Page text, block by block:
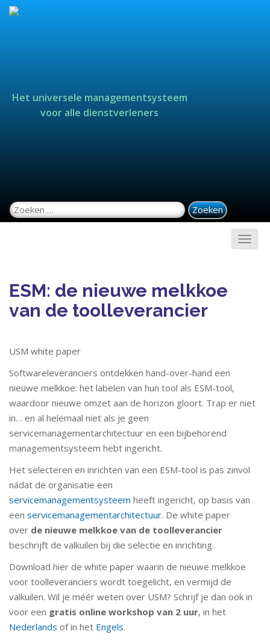
Het universele managementsysteem
voor alle dienstverleners
Zoeken naar:
ESM: de nieuwe melkkoe
van de toolleverancier
USM white paper
Softwareleveranciers ontdekken hand-over-hand een
nieuwe melkkoe: het labelen van hun tool als ESM-tool,
waardoor nieuwe omzet aan de horizon gloort. Trap er niet
in… en al helemaal niet als je geen
servicemanagementarchitectuur en een bijbehorend
managementsysteem hebt ingericht.
Het selecteren en inrichten van een ESM-tool is pas zinvol
nádat de organisatie een
servicemanagementsysteem heeft ingericht, op basis van
een servicemanagementarchitectuur. De white paper
over de nieuwe melkkoe van de toolleverancier
beschrijft de valkuilen bij die selectie en inrichting.
Download hier de white paper waarin de nieuwe melkkoe
voor toolleveranciers wordt toegelicht, en vermijd de
valkuilen. Wil je méér weten over USM? Schrijf je dan ook in
voor een gratis online workshop van 2 uur, in het
Nederlands of in het Engels.